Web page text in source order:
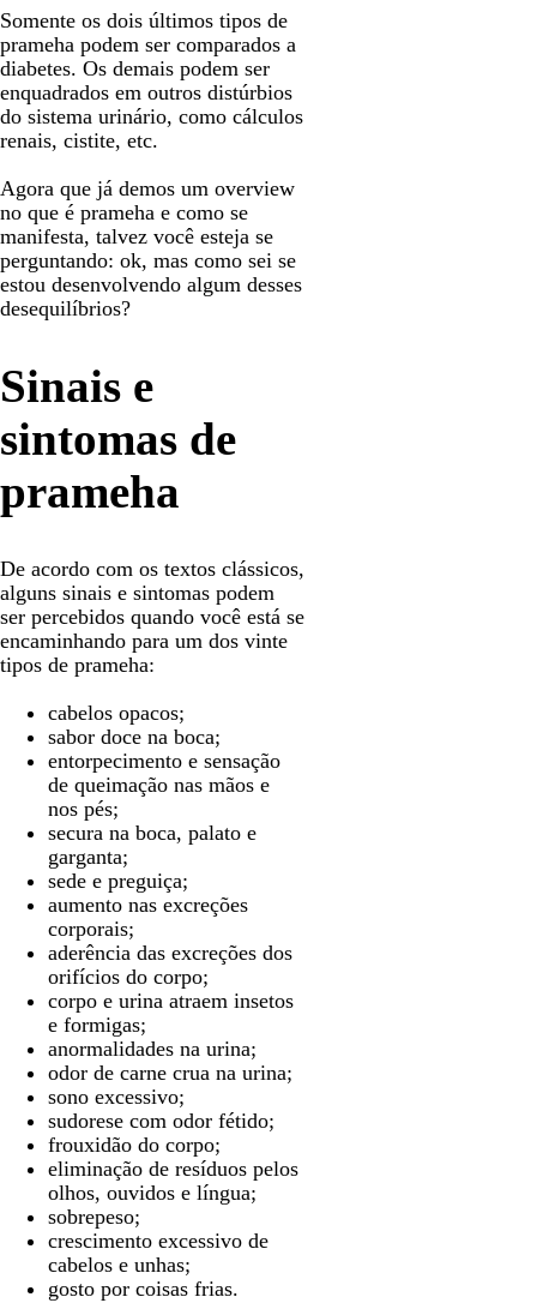
Somente os dois últimos tipos de
prameha podem ser comparados a
diabetes. Os demais podem ser
enquadrados em outros distúrbios
do sistema urinário, como cálculos
renais, cistite, etc.
Agora que já demos um overview
no que é prameha e como se
manifesta, talvez você esteja se
perguntando: ok, mas como sei se
estou desenvolvendo algum desses
desequilíbrios?
Sinais e
sintomas de
prameha
De acordo com os textos clássicos,
alguns sinais e sintomas podem
ser percebidos quando você está se
encaminhando para um dos vinte
tipos de prameha:
cabelos opacos;
sabor doce na boca;
entorpecimento e sensação
de queimação nas mãos e
nos pés;
secura na boca, palato e
garganta;
sede e preguiça;
aumento nas excreções
corporais;
aderência das excreções dos
orifícios do corpo;
corpo e urina atraem insetos
e formigas;
anormalidades na urina;
odor de carne crua na urina;
sono excessivo;
sudorese com odor fétido;
frouxidão do corpo;
eliminação de resíduos pelos
olhos, ouvidos e língua;
sobrepeso;
crescimento excessivo de
cabelos e unhas;
gosto por coisas frias.